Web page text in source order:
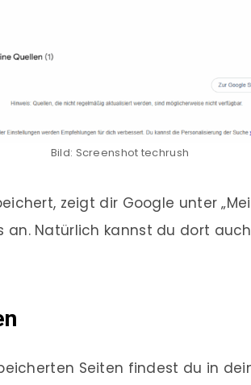
Bild: Screenshot techrush
zeigt dir Google unter
an. Natürlich kannst du dort
Seiten findest du in